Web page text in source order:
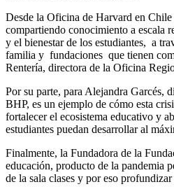
Desde la Oficina de Harvard en
compartiendo conocimiento a escala
y el bienestar de los estudiantes, a
familia y fundaciones que tienen
Rentería, directora de la Oficina
Por su parte, para Alejandra Garcés,
BHP, es un ejemplo de cómo esta
fortalecer el ecosistema educativo y
estudiantes puedan desarrollar al
Finalmente, la Fundadora de la
educación, producto de la pandemia
de la sala clases y por eso